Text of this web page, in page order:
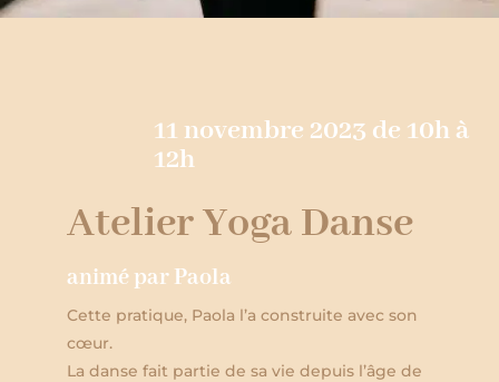
11 novembre 2023 de 10h à
12h
Atelier Yoga Danse
animé par Paola
Cette pratique, Paola l’a construite avec son
cœur.
La danse fait partie de sa vie depuis l’âge de